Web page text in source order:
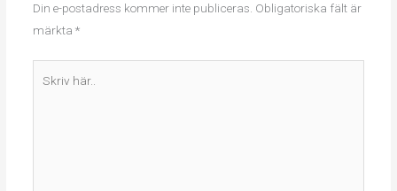
Din e-postadress kommer inte publiceras. Obligatoriska fält är
märkta *